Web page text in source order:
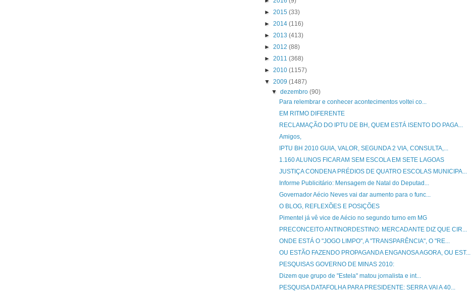
► 2015 (33)
► 2014 (116)
► 2013 (413)
► 2012 (88)
► 2011 (368)
► 2010 (1157)
▼ 2009 (1487)
▼dezembro(90)
Para relembrar e conhecer acontecimentos voltei co...
EM RITMO DIFERENTE
RECLAMAÇÃO DO IPTU DE BH, QUEM ESTÁ ISENTO DO PAGA...
Amigos,
IPTU BH 2010 GUIA, VALOR, SEGUNDA 2 VIA, CONSULTA,...
1.160 ALUNOS FICARAM SEM ESCOLA EM SETE LAGOAS
JUSTIÇA CONDENA PRÉDIOS DE QUATRO ESCOLAS MUNICIPA...
Informe Publicitário: Mensagem de Natal do Deputad...
Governador Aécio Neves vai dar aumento para o func...
O BLOG, REFLEXÕES E POSIÇÕES
Pimentel já vê vice de Aécio no segundo turno em MG
PRECONCEITO ANTINORDESTINO: MERCADANTE DIZ QUE CIR...
ONDE ESTÁ O "JOGO LIMPO", A "TRANSPARÊNCIA", O "RE...
OU ESTÃO FAZENDO PROPAGANDA ENGANOSA AGORA, OU EST...
PESQUISAS GOVERNO DE MINAS 2010:
Dizem que grupo de "Estela" matou jornalista e int...
PESQUISA DATAFOLHA PARA PRESIDENTE: SERRA VAI A 40...